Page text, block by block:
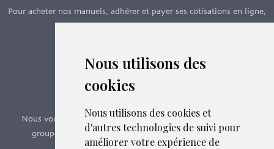
Nous utilisons des
cookies
Nous utilisons des cookies et
d'autres technologies de suivi pour
améliorer votre expérience de
Pour acheter nos manuels, adhérer et payer ses cotisations en ligne,
Boutique en ligne
Formations SFMG
Nous vous proposons des formations e-learning, présentiels,
groupes de pairs - Certificat QUALIOPI n° 2020/89171.2